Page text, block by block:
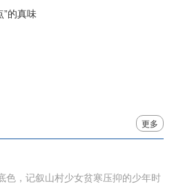
”的真味
更多
色，记叙山村少女贫寒压抑的少年时